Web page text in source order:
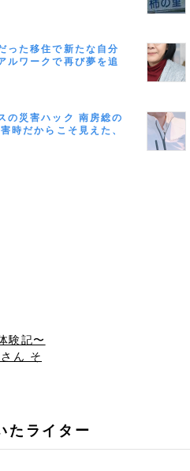
った移住で新たな自分
ルワークで再び夢を追
の災害ハック 南房総の
時だからこそ見えた、
験記〜
ん そ
たライター